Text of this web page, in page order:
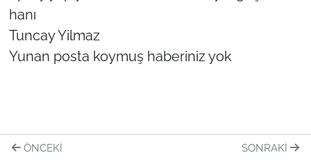
hanı
Tuncay Yilmaz
Yunan posta koymuş haberiniz yok
ÖNCEKI SONRAKI